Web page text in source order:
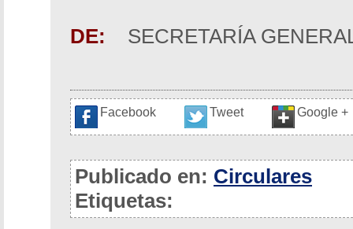
DE: SECRETARÍA
Facebook Tweet Google +
Publicado en: Circulares
Etiquetas: